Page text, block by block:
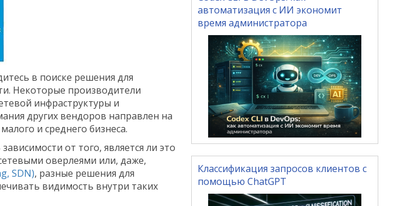
в поиске решения для
Некоторые производители
инфраструктуры и
других вендоров направлен на
и среднего бизнеса.
от того, является ли это
оверлеями или, даже,
SDN), разные решения для
видимость внутри таких
автоматизация с ИИ экономит
время администратора
Классификация запросов клиентов с
помощью ChatGPT